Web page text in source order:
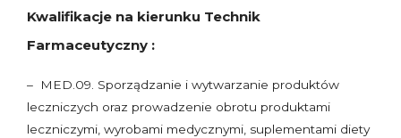
Kwalifikacje na kierunku Technik
Farmaceutyczny :
– MED.09. Sporządzanie i wytwarzanie produktów
leczniczych oraz prowadzenie obrotu produktami
leczniczymi, wyrobami medycznymi, suplementami diety